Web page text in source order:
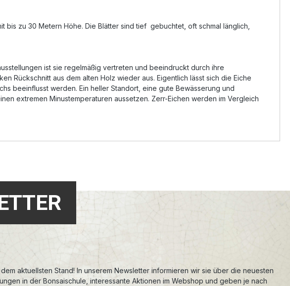
bis zu 30 Metern Höhe. Die Blätter sind tief gebuchtet, oft schmal länglich,
ist sie regelmäßig vertreten und beeindruckt durch ihre
Rückschnitt aus dem alten Holz wieder aus. Eigentlich lässt sich die Eiche
beeinflusst werden. Ein heller Standort, eine gute Bewässerung und
extremen Minustemperaturen aussetzen. Zerr-Eichen werden im Vergleich
dem aktuellsten Stand! In unserem Newsletter informieren wir sie über die neuesten
in der Bonsaischule, interessante Aktionen im Webshop und geben je nach